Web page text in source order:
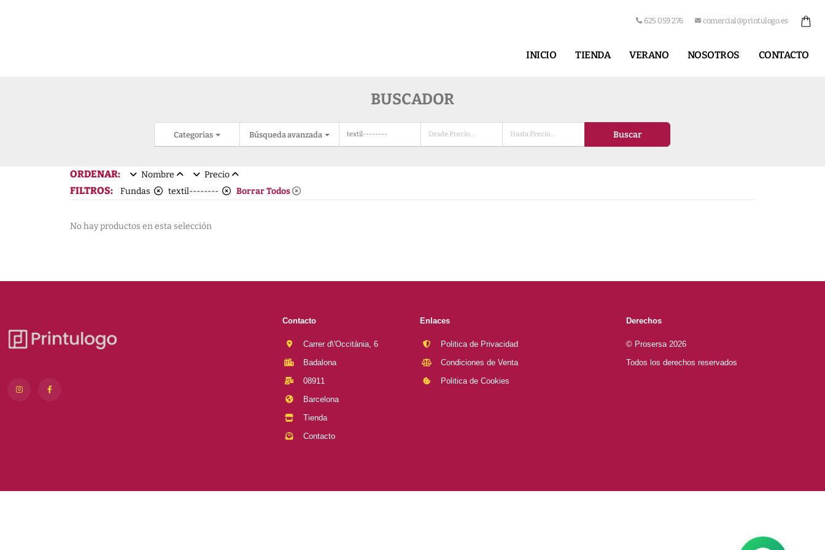
625 059 276 comercial@printulogo.es
INICIO TIENDA VERANO NOSOTROS CONTACTO
BUSCADOR
Categorias Búsqueda avanzada Buscar
ORDENAR: Nombre Precio
FILTROS: Fundas textil-------- Borrar Todos
No hay productos en esta selección
Contacto
Carrer d\'Occitània, 6
Badalona
08911
Barcelona
Tienda
Contacto
Enlaces
Politica de Privacidad
Condiciones de Venta
Politica de Cookies
Derechos
© Prosersa 2026
Todos los derechos reservados